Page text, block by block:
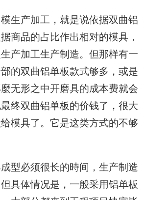
产加工，就是说依据双曲铝
商品的占比作出相对的模具，
产加工生产制造。但那样有一
的双曲铝单板款式够多，或是
无形之中开磨具的成本费就会
终双曲铝单板的价钱了，很大
模具了。它是这类方式的不够
必须很长的時间，生产制造
具体情况是，一般采用铝单板